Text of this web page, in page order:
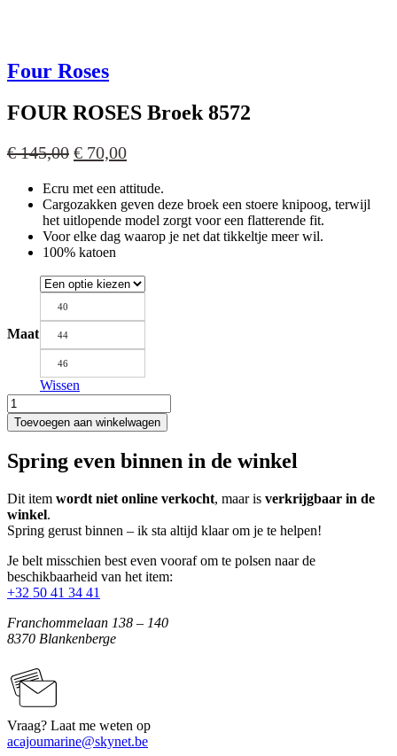
Four Roses
FOUR ROSES Broek 8572
€145,00 Oorspronkelijke
was:
€ 145,00.
€ 70,00Huidige
is:
€ 70,00.
Ecru met een attitude.
Cargozakken geven deze broek een stoere knipoog, terwijl
het uitlopende model zorgt voor een flatterende fit.
Voor elke dag waarop je net dat tikkeltje meer wil.
100% katoen
Maat
40
44
46
Wissen
FOUR
ROSES
Broek
aantal
Toevoegen aan winkelwagen
Spring even binnen in de winkel
Dit item wordt niet online verkocht, maar is verkrijgbaar in de
winkel.
Spring gerust binnen – ik sta altijd klaar om je te helpen!
Je belt misschien best even vooraf om te polsen naar de
beschikbaarheid van het item:
+32 50 41 34 41
Franchommelaan 138 – 140
8370 Blankenberge
Vraag? Laat me weten op
acajoumarine@skynet.be